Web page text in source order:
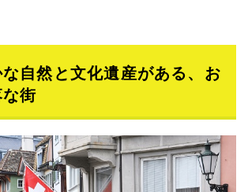
自然と文化遺産がある、お
街